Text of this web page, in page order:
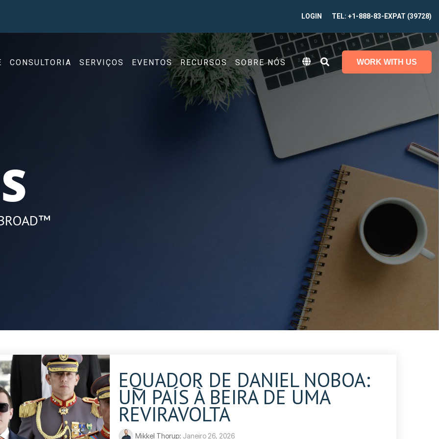
LOGIN TEL: +1-888-83-EXPAT (39728)
CONSULTORIA SERVIÇOS EVENTOS RECURSOS SOBRE NÓS WORK WITH US
EQUADOR DE DANIEL NOBOA:
UM PAÍS À BEIRA DE UMA
REVIRAVOLTA
Mikkel Thorup: Janeiro 26, 2026